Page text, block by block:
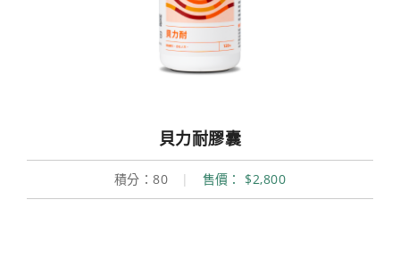
貝力耐膠囊
積分：80 | 售價： $2,800